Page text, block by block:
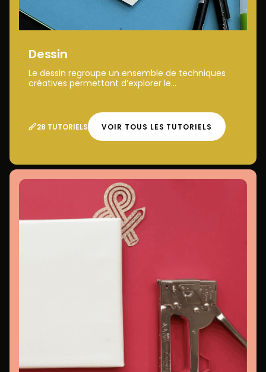
Dessin
Le dessin regroupe un ensemble de techniques
créatives permettant d’explorer le...
28 TUTORIELS VOIR TOUS LES TUTORIELS